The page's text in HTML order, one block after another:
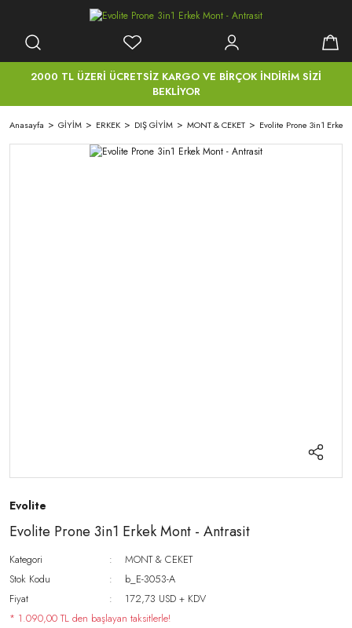
2000 TL ÜZERİ ÜCRETSİZ KARGO VE BİRÇOK İNDİRİM SİZİ
BEKLİYOR
Anasayfa GİYİM ERKEK DIŞ GİYİM MONT & CEKET Evolite Prone 3in1 Erkek
Evolite
Evolite Prone 3in1 Erkek Mont - Antrasit
Kategori
MONT & CEKET
Stok Kodu
b_E-3053-A
Fiyat
172,73 USD + KDV
* 1.090,00 TL den başlayan taksitlerle!